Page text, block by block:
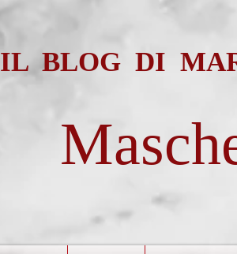
IL BLOG DI